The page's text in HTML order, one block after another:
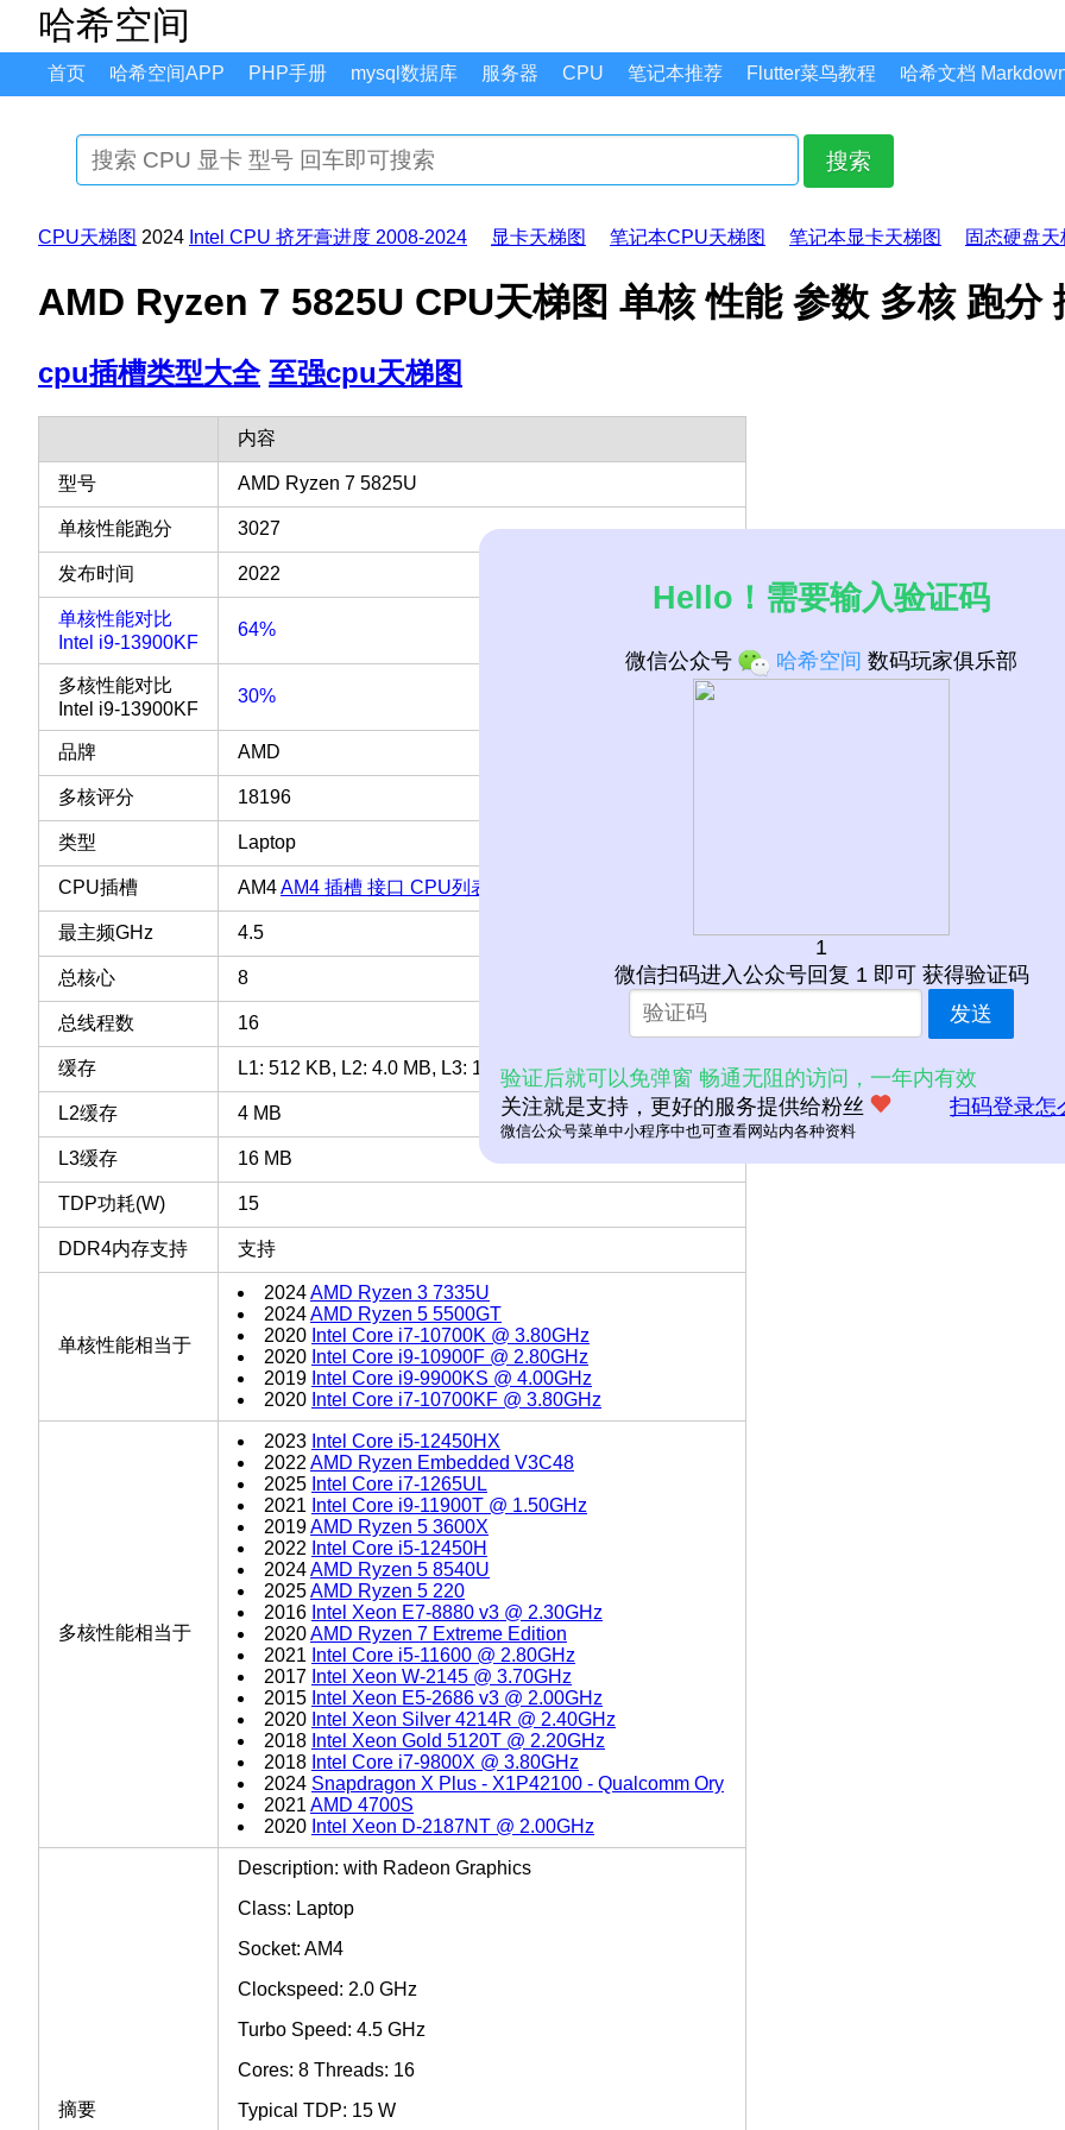
哈希空间
首页 哈希空间APP PHP手册 mysql数据库 服务器 CPU 笔记本推荐 Flutter菜鸟教程 哈希文档
搜索
CPU天梯图 2024 Intel CPU 挤牙膏进度 2008-2024 显卡天梯图 笔记本CPU天梯图 笔记本显卡天梯图 固态硬盘天
AMD Ryzen 7 5825U CPU天梯图 单核 性能 参数 多核 跑分
cpu插槽类型大全 至强cpu天梯图
内容
型号 AMD Ryzen 7 5825U
单核性能跑分 3027
发布时间 2022
单核性能对比
Intel i9-13900KF
64%
多核性能对比
Intel i9-13900KF
30%
品牌 AMD
多核评分 18196
类型 Laptop
CPU插槽 AM4AM4 插槽 接口 CPU列表
最主频GHz 4.5
总核心 8
总线程数 16
缓存 L1: 512 KB, L2: 4.0 MB, L3: 16 MB
L2缓存 4 MB
L3缓存 16 MB
TDP功耗(W) 15
DDR4内存支持 支持
单核性能相当于
2024AMD Ryzen 3 7335U
2024AMD Ryzen 5 5500GT
2020 Intel Core i7-10700K @ 3.80GHz
2020 Intel Core i9-10900F @ 2.80GHz
2019 Intel Core i9-9900KS @ 4.00GHz
2020 Intel Core i7-10700KF @ 3.80GHz
多核性能相当于
2023 Intel Core i5-12450HX
2022 AMD Ryzen Embedded V3C48
2025 Intel Core i7-1265UL
2021 Intel Core i9-11900T @ 1.50GHz
2019AMD Ryzen 5 3600X
2022 Intel Core i5-12450H
2024AMD Ryzen 5 8540U
2025AMD Ryzen 5 220
2016 Intel Xeon E7-8880 v3 @ 2.30GHz
2020AMD Ryzen 7 Extreme Edition
2021 Intel Core i5-11600 @ 2.80GHz
2017 Intel Xeon W-2145 @ 3.70GHz
2015 Intel Xeon E5-2686 v3 @ 2.00GHz
2020 Intel Xeon Silver 4214R @ 2.40GHz
2018 Intel Xeon Gold 5120T @ 2.20GHz
2018 Intel Core i7-9800X @ 3.80GHz
2024 Snapdragon X Plus - X1P42100 - Qualcomm Ory
2021 AMD 4700S
2020 Intel Xeon D-2187NT @ 2.00GHz
摘要
Description: with Radeon Graphics
Class: Laptop
Socket: AM4
Clockspeed: 2.0 GHz
Turbo Speed: 4.5 GHz
Cores: 8 Threads: 16
Typical TDP: 15 W
Hello！需要输入验证码
微信公众号 哈希空间 数码玩家俱乐部
1
微信扫码进入公众号回复 1 即可 获得验证码
发送
验证后就可以免弹窗 畅通无阻的访问，一年内有效
关注就是支持，更好的服务提供给粉丝
扫码登录怎
微信公众号菜单中小程序中也可查看网站内各种资料